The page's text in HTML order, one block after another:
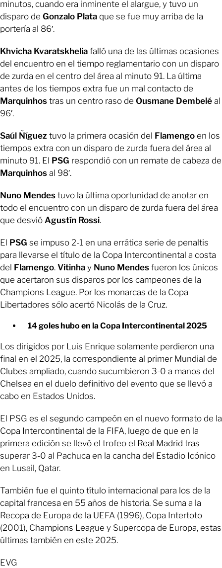
minutos, cuando era inminente el alargue, y tuvo un
disparo de Gonzalo Plata que se fue muy arriba de la
portería al 86′.
Khvicha Kvaratskhelia falló una de las últimas ocasiones
del encuentro en el tiempo reglamentario con un disparo
de zurda en el centro del área al minuto 91. La última
antes de los tiempos extra fue un mal contacto de
Marquinhos tras un centro raso de Ousmane Dembelé al
96′.
Saúl Ñíguez tuvo la primera ocasión del Flamengo en los
tiempos extra con un disparo de zurda fuera del área al
minuto 91. El PSG respondió con un remate de cabeza de
Marquinhos al 98′.
Nuno Mendes tuvo la última oportunidad de anotar en
todo el encuentro con un disparo de zurda fuera del área
que desvió Agustín Rossi.
El PSG se impuso 2-1 en una errática serie de penaltis
para llevarse el título de la Copa Intercontinental a costa
del Flamengo. Vitinha y Nuno Mendes fueron los únicos
que acertaron sus disparos por los campeones de la
Champions League. Por los monarcas de la Copa
Libertadores sólo acertó Nicolás de la Cruz.
14 goles hubo en la Copa Intercontinental 2025
Los dirigidos por Luis Enrique solamente perdieron una
final en el 2025, la correspondiente al primer Mundial de
Clubes ampliado, cuando sucumbieron 3-0 a manos del
Chelsea en el duelo definitivo del evento que se llevó a
cabo en Estados Unidos.
El PSG es el segundo campeón en el nuevo formato de la
Copa Intercontinental de la FIFA, luego de que en la
primera edición se llevó el trofeo el Real Madrid tras
superar 3-0 al Pachuca en la cancha del Estadio Icónico
en Lusail, Qatar.
También fue el quinto título internacional para los de la
capital francesa en 55 años de historia. Se suma a la
Recopa de Europa de la UEFA (1996), Copa Intertoto
(2001), Champions League y Supercopa de Europa, estas
últimas también en este 2025.
EVG